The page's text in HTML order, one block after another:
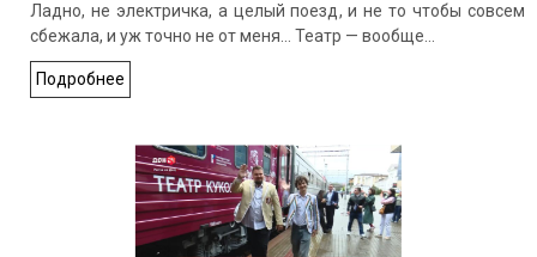
Ладно, не электричка, а целый поезд, и не то чтобы совсем
сбежала, и уж точно не от меня… Театр — вообще…
Подробнее